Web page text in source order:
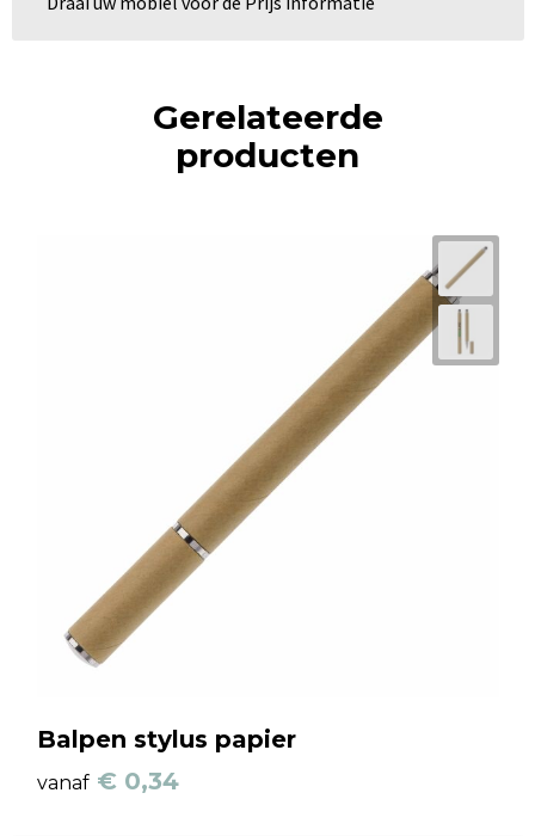
Gerelateerde
producten
Balpen stylus papier
vanaf € 0,34